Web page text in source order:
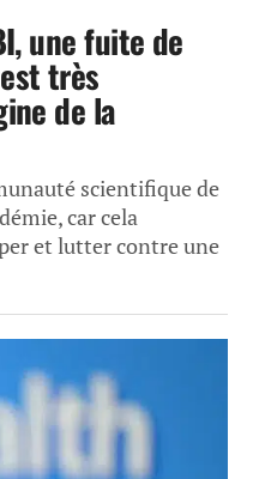
une fuite de
très
de la
scientifique de
car cela
et lutter contre une